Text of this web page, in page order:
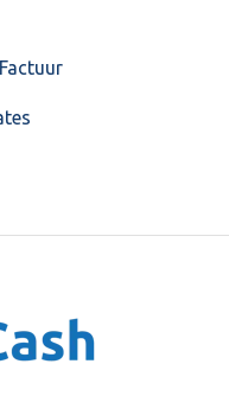
Loonportal( CASH Lonen)
factuur
updates 2025